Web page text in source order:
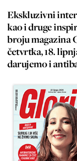
Ekskluzivni
kao i druge
broju magazina
četvrtka, 18.
darujemo i